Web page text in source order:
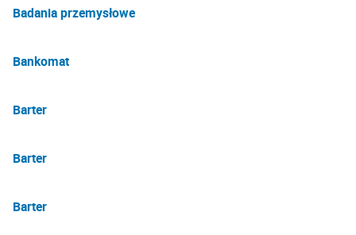
Badania przemysłowe
Bankomat
Barter
Barter
Barter